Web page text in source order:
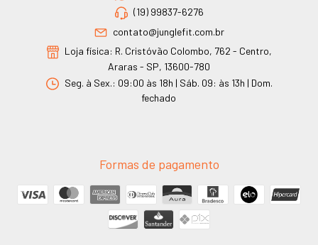
(19) 99837-6276
contato@junglefit.com.br
Loja física: R. Cristóvão Colombo, 762 - Centro,
Araras - SP, 13600-780
Seg. à Sex.: 09:00 às 18h | Sáb. 09: às 13h | Dom.
fechado
Formas de pagamento